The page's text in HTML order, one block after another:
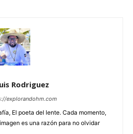
Rodriguez
explorandohm.com
El poeta del lente. Cada momento,
es una razón para no olvidar